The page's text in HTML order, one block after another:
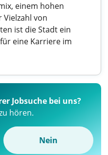
einem hohen
von
ist die Stadt ein
eine Karriere im
Jobsuche bei uns?
hören.
Nein